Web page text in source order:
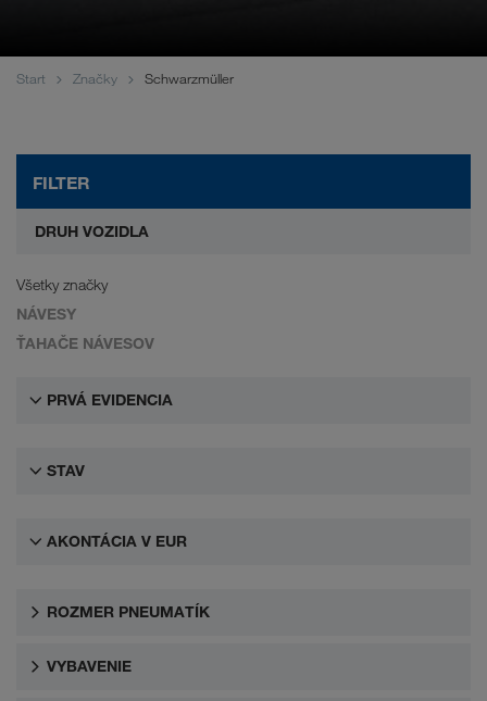
WALTER LEASING GmbH
Start Značky Schwarzmüller
FILTER
DRUH VOZIDLA
Všetky značky
NÁVESY
ŤAHAČE NÁVESOV
PRVÁ EVIDENCIA
STAV
AKONTÁCIA V EUR
ROZMER PNEUMATÍK
VYBAVENIE